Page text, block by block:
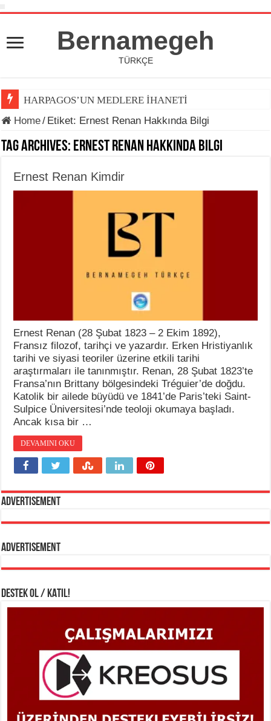
Bernamegeh
TÜRKÇE
HARPAGOS’UN MEDLERE İHANETİ
Home/ Etiket: Ernest Renan Hakkında Bilgi
Tag Archives: Ernest Renan Hakkında Bilgi
Ernest Renan Kimdir
Ernest Renan (28 Şubat 1823 – 2 Ekim 1892),
Fransız filozof, tarihçi ve yazardır. Erken Hristiyanlık
tarihi ve siyasi teoriler üzerine etkili tarihi
araştırmaları ile tanınmıştır. Renan, 28 Şubat 1823’te
Fransa’nın Brittany bölgesindeki Tréguier’de doğdu.
Katolik bir ailede büyüdü ve 1841’de Paris’teki Saint-
Sulpice Üniversitesi’nde teoloji okumaya başladı.
Ancak kısa bir …
DEVAMINI OKU
Advertisement
Advertisement
DESTEK OL / KATIL!